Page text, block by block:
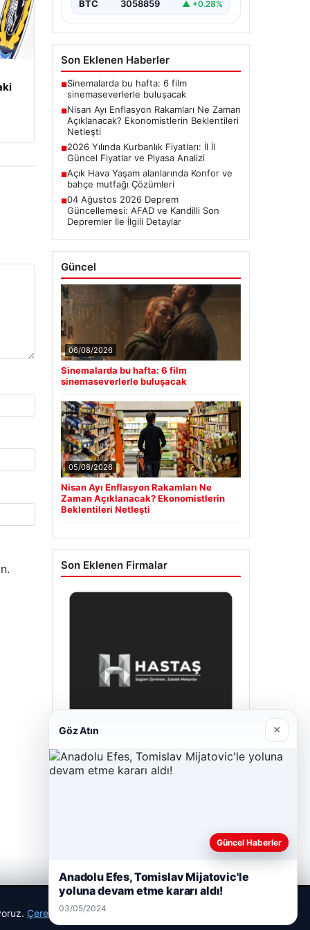
BTC 3058859 ▲ +0.28%
Son Eklenen Haberler
■Sinemalarda bu hafta: 6 film
sinemaseverlerle buluşacak
■Nisan Ayı Enflasyon Rakamları Ne Zaman
Açıklanacak? Ekonomistlerin Beklentileri
Netleşti
■2026 Yılında Kurbanlık Fiyatları: İl İl
Güncel Fiyatlar ve Piyasa Analizi
■Açık Hava Yaşam alanlarında Konfor ve
bahçe mutfağı Çözümleri
■04 Ağustos 2026 Deprem
Güncellemesi: AFAD ve Kandilli Son
Depremler İle İlgili Detaylar
Güncel
06/08/2026
Sinemalarda bu hafta: 6 film
sinemaseverlerle buluşacak
05/08/2026
Nisan Ayı Enflasyon Rakamları Ne
Zaman Açıklanacak? Ekonomistlerin
Beklentileri Netleşti
Son Eklenen Firmalar
Hastaş Beton
Çerez Politikamız
Göz Atın ×
Güncel Haberler
Anadolu Efes, Tomislav Mijatovic'le
yoluna devam etme kararı aldı!
03/05/2024